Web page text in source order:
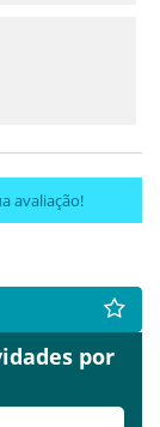
avaliação!
por